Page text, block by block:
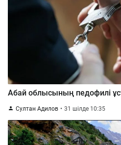
Абай облысының педофилі
Султан Адилов 31 шілде 10:35